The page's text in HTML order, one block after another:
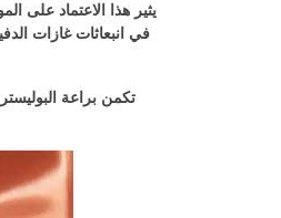
يثير هذا الاعتماد على
في انبعاثات غازات
تكمن براعة